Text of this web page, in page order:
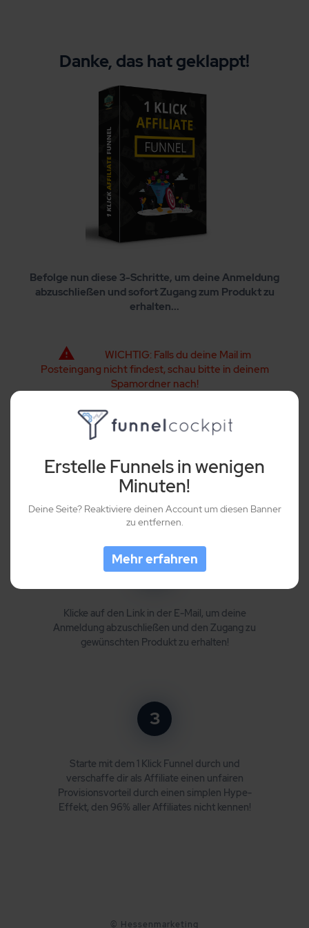
Danke, das hat geklappt!
Befolge nun diese 3-Schritte, um deine Anmeldung
abzuschließen und sofort Zugang zum Produkt zu
erhalten...
WICHTIG: Falls du deine Mail im
Posteingang nicht findest, schau bitte in deinem
Spamordner nach!
1
2
Klicke auf den Link in der E-Mail, um deine
Anmeldung abzuschließen und den Zugang zu
gewünschten Produkt zu erhalten!
3
Starte mit dem 1 Klick Funnel durch und
verschaffe dir als Affiliate einen unfairen
Provisionsvorteil durch einen simplen Hype-
Effekt, den 96% aller Affiliates nicht kennen!
© Hessenmarketing
Erstelle Funnels in wenigen
Minuten!
Deine Seite? Reaktiviere deinen Account um diesen Banner
zu entfernen.
Mehr erfahren